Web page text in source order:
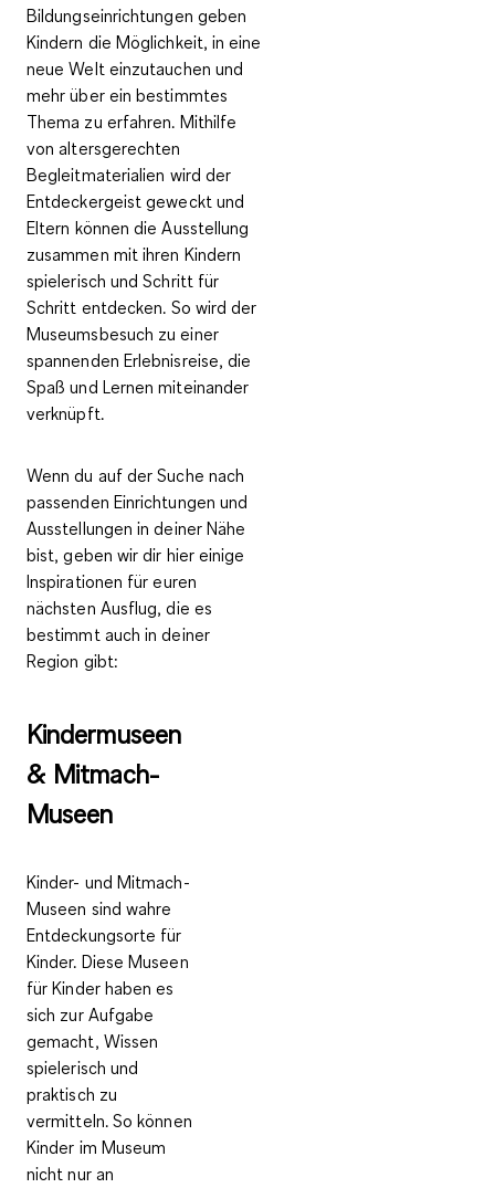
Bildungseinrichtungen geben
Kindern die Möglichkeit, in eine
neue Welt einzutauchen und
mehr über ein bestimmtes
Thema zu erfahren. Mithilfe
vonaltersgerechten
Begleitmaterialien wird der
Entdeckergeist geweckt und
Eltern können die Ausstellung
zusammen mit ihren Kindern
spielerisch und Schritt für
Schritt entdecken. So wird der
Museumsbesuch zu einer
spannenden Erlebnisreise, die
Spaß und Lernen miteinander
verknüpft.
Wenn du auf der Suche nach
passenden Einrichtungen und
Ausstellungen in deiner Nähe
bist, geben wir dir hier einige
Inspirationen für euren
nächsten Ausflug, die es
bestimmt auch in deiner
Region gibt:
Kindermuseen
& Mitmach-
Museen
Kinder- und Mitmach-
Museen sind wahre
Entdeckungsorte für
Kinder. Diese Museen
für Kinder haben es
sich zur Aufgabe
gemacht, Wissen
spielerisch und
praktisch zu
vermitteln. So können
Kinder im Museum
nicht nur an